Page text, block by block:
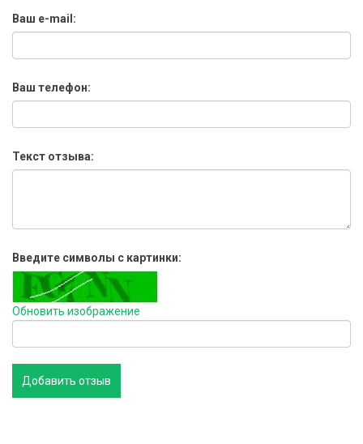
Ваш e-mail:
Ваш телефон:
Текст отзыва:
Введите символы с картинки:
Обновить изображение
Добавить отзыв